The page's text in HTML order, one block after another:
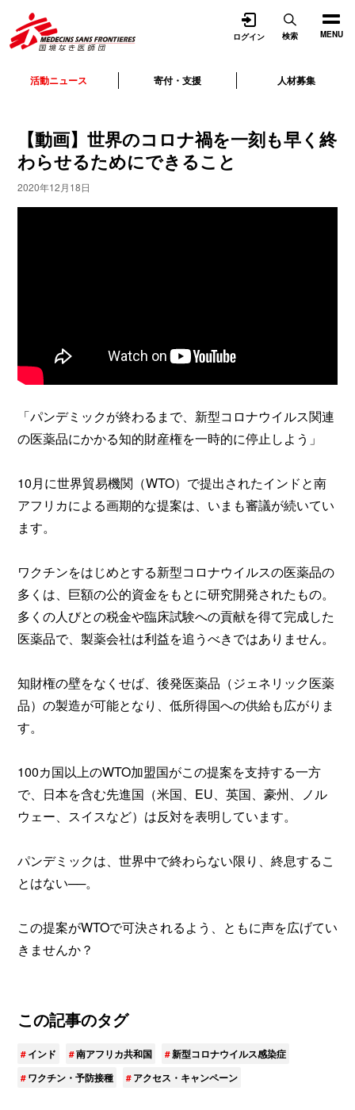
MENU
活動ニュース 寄付・支援 人材募集
ログイン 検索
【動画】世界のコロナ禍を一刻も早く終
わらせるためにできること
2020年12月18日
「パンデミックが終わるまで、新型コロナウイルス関連
の医薬品にかかる知的財産権を一時的に停止しよう」
10月に世界貿易機関（WTO）で提出されたインドと南
アフリカによる画期的な提案は、いまも審議が続いてい
ます。
ワクチンをはじめとする新型コロナウイルスの医薬品の
多くは、巨額の公的資金をもとに研究開発されたもの。
多くの人びとの税金や臨床試験への貢献を得て完成した
医薬品で、製薬会社は利益を追うべきではありません。
知財権の壁をなくせば、後発医薬品（ジェネリック医薬
品）の製造が可能となり、低所得国への供給も広がりま
す。
100カ国以上のWTO加盟国がこの提案を支持する一方
で、日本を含む先進国（米国、EU、英国、豪州、ノル
ウェー、スイスなど）は反対を表明しています。
パンデミックは、世界中で終わらない限り、終息するこ
とはない──。
この提案がWTOで可決されるよう、ともに声を広げてい
きませんか？
この記事のタグ
インド 南アフリカ共和国
新型コロナウイルス感染症
ワクチン・予防接種
アクセス・キャンペーン